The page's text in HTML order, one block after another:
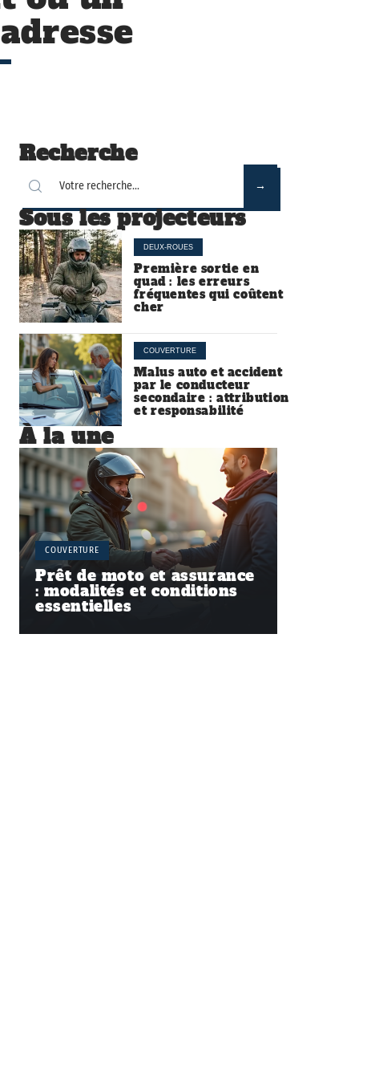
Recherche
Sous les projecteurs
DEUX-ROUES
Première sortie en
quad : les erreurs
fréquentes qui coûtent
cher
COUVERTURE
Malus auto et accident
par le conducteur
secondaire : attribution
et responsabilité
À la une
COUVERTURE
Prêt de moto et assurance
: modalités et conditions
essentielles